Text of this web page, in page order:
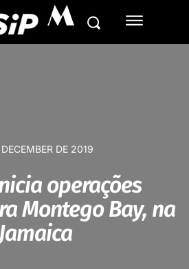
M
DE 2019
operações
Montego Bay, na
Jamaica